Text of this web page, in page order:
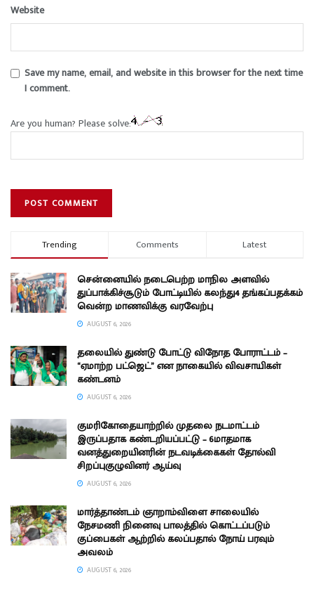
Website
Save my name, email, and website in this browser for the next time
I comment.
Are you human? Please solve:
Trending Comments Latest
சென்னையில் நடைபெற்ற மாநில அளவில்
துப்பாக்கிச்சூடும் போட்டியில் கலந்து4 தங்கப்பதக்கம்
வென்ற மாணவிக்கு வரவேற்பு
AUGUST 6, 2026
தலையில் துண்டு போட்டு விநோத போராட்டம் –
“ஏமாற்ற பட்ஜெட்” என நாகையில் விவசாயிகள்
கண்டனம்
AUGUST 6, 2026
குமரிகோதையாற்றில் முதலை நடமாட்டம்
இருப்பதாக கண்டறியப்பட்டு – 6மாதமாக
வனத்துறையினரின் நடவடிக்கைகள் தோல்வி
சிறப்புகுழுவினர் ஆய்வு
AUGUST 6, 2026
மார்த்தாண்டம் ஞாறாம்விளை சாலையில்
நேசமணி நினைவு பாலத்தில் கொட்டப்படும்
குப்பைகள் ஆற்றில் கலப்பதால் நோய் பரவும்
அவலம்
AUGUST 6, 2026